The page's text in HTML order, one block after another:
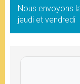
Nous envoyons
jeudi et vendredi